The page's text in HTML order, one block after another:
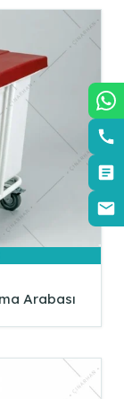
Arabası